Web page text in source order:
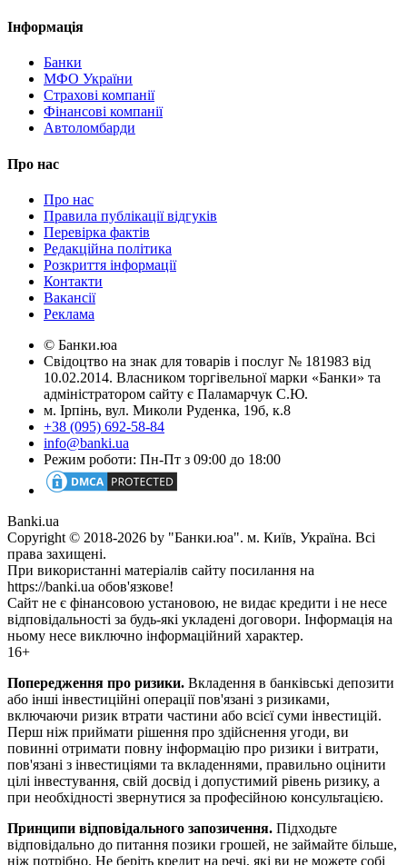
Інформація
Банки
МФО України
Страхові компанії
Фінансові компанії
Автоломбарди
Про нас
Про нас
Правила публікації відгуків
Перевірка фактів
Редакційна політика
Розкриття інформації
Контакти
Вакансії
Реклама
© Банки.юа
Свідоцтво на знак для товарів і послуг № 181983 від
10.02.2014. Власником торгівельної марки «Банки» та
адміністратором сайту є Паламарчук С.Ю.
м. Ірпінь, вул. Миколи Руденка, 19б, к.8
+38 (095) 692-58-84
info@banki.ua
Режим роботи: Пн-Пт з 09:00 до 18:00
Banki.ua
Copyright © 2018-2026 by "Банки.юа". м. Київ, Україна. Всі
права захищені.
При використанні матеріалів сайту посилання на
https://banki.ua обов'язкове!
Сайт не є фінансовою установою, не видає кредити і не несе
відповідальності за будь-які укладені договори. Інформація на
ньому несе виключно інформаційний характер.
16+
Попередження про ризики. Вкладення в банківські депозити
або інші інвестиційні операції пов'язані з ризиками,
включаючи ризик втрати частини або всієї суми інвестицій.
Перш ніж приймати рішення про здійснення угоди, ви
повинні отримати повну інформацію про ризики і витрати,
пов'язані з інвестиціями та вкладеннями, правильно оцінити
цілі інвестування, свій досвід і допустимий рівень ризику, а
при необхідності звернутися за професійною консультацією.
Принципи відповідального запозичення. Підходьте
відповідально до питання позики грошей, не займайте більше,
ніж потрібно. Не беріть кредит на речі, які ви не можете собі